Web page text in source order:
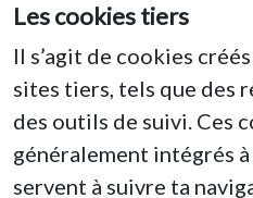
Les cookies tiers
Il s’agit de cookies
sites tiers, tels que des
des outils de suivi. Ces
généralement intégrés
servent à suivre ta